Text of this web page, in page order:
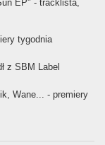
EP" - tracklista,
tygodnia
z SBM Label
Wane... - premiery